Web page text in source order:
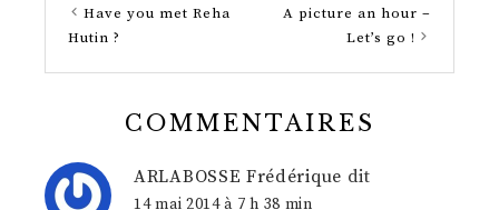
Have you met Reha
Hutin ?
A picture an hour –
Let’s go !
COMMENTAIRES
ARLABOSSE Frédérique dit
14 mai 2014 à 7 h 38 min